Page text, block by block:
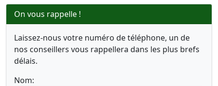
On vous rappelle !
Laissez-nous votre numéro de téléphone, un de
nos conseillers vous rappellera dans les plus brefs
délais.
Nom: